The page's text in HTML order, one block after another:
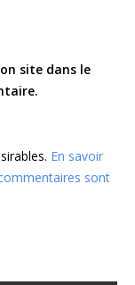
site dans le
En savoir
sont